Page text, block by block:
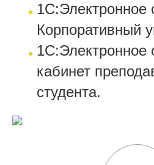
1С:Электронное
Корпоративный
1С:Электронное
кабинет
студента.